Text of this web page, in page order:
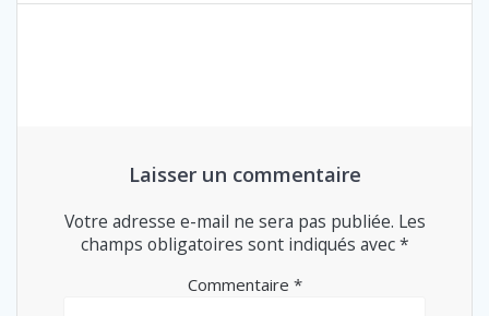
Laisser un commentaire
Votre adresse e-mail ne sera pas publiée. Les
champs obligatoires sont indiqués avec*
Commentaire *